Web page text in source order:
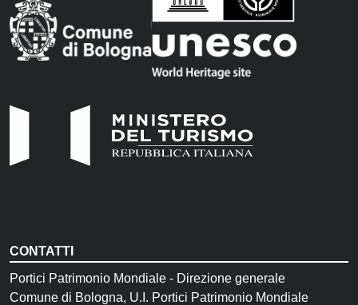
CONTATTI
Portici Patrimonio Mondiale - Direzione generale
Comune di Bologna, U.I. Portici Patrimonio Mondiale